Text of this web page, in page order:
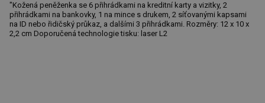
"Kožená peněženka se 6 přihrádkami na kreditní karty a vizitky, 2
přihrádkami na bankovky, 1 na mince s drukem, 2 síťovanými kapsami
na ID nebo řidičský průkaz, a dalšími 3 přihrádkami. Rozměry: 12 x 10 x
2,2 cm Doporučená technologie tisku: laser L2